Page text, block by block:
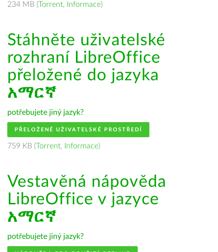
234 MB (Torrent, Informace)
Stáhněte uživatelské
rozhraní LibreOffice
přeložené do jazyka
አማርኛ
potřebujete jiný jazyk?
PŘELOŽENÉ UŽIVATELSKÉ PROSTŘEDÍ
759 KB (Torrent, Informace)
Vestavěná nápověda
LibreOffice v jazyce
አማርኛ
potřebujete jiný jazyk?